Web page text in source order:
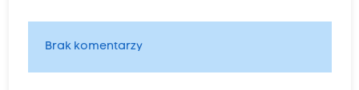
Brak komentarzy